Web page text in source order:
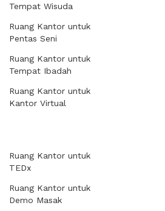
Tempat Wisuda
Ruang Kantor untuk
Pentas Seni
Ruang Kantor untuk
Tempat Ibadah
Ruang Kantor untuk
Kantor Virtual
Ruang Kantor untuk
TEDx
Ruang Kantor untuk
Demo Masak